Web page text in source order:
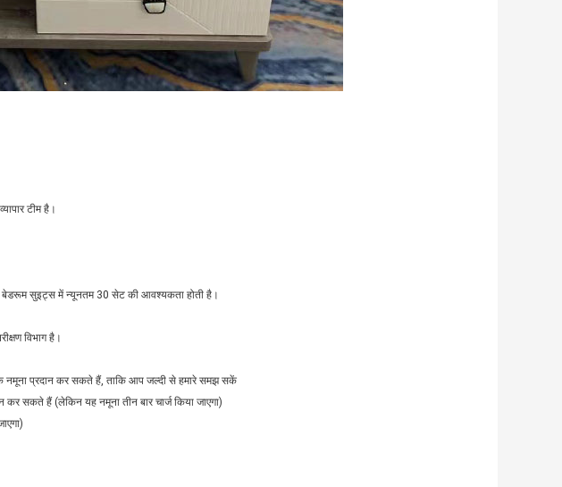
टीम है।
सुइट्स में न्यूनतम 30 सेट की आवश्यकता होती है।
विभाग है।
नमूना प्रदान कर सकते हैं, ताकि आप जल्दी से हमारे समझ सकें
कर सकते हैं (लेकिन यह नमूना तीन बार चार्ज किया जाएगा)